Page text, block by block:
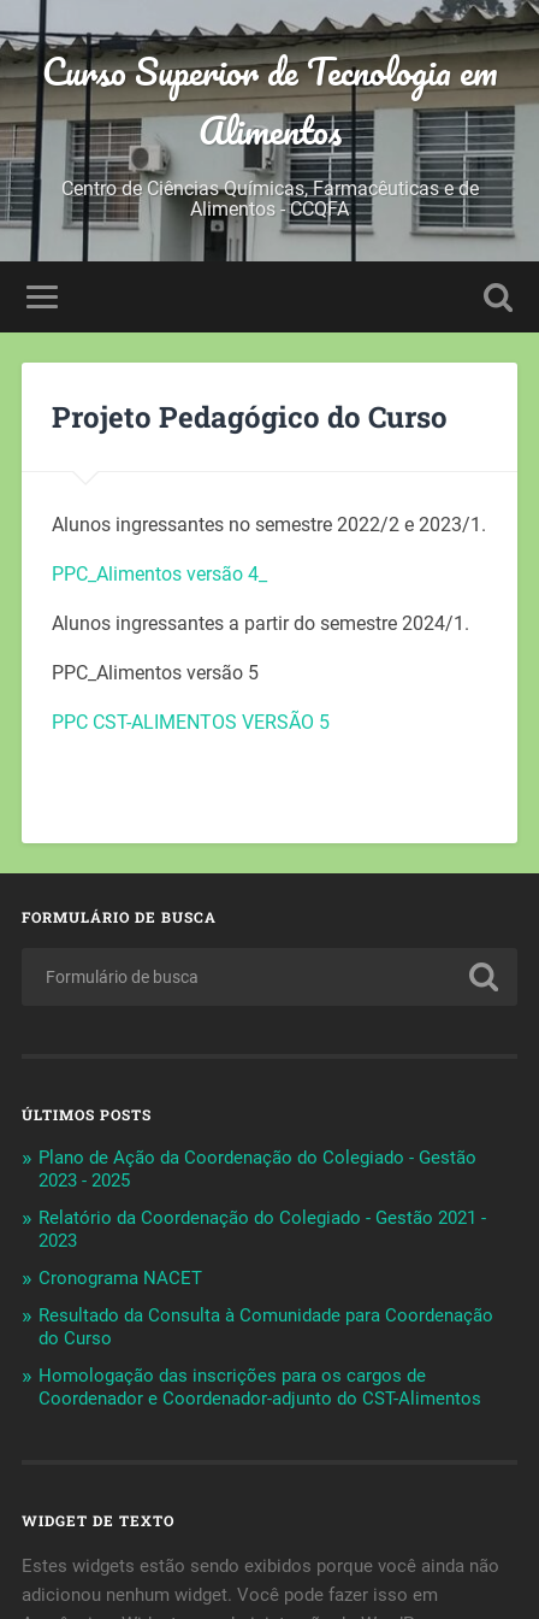
Curso Superior de Tecnologia em
Alimentos
Centro de Ciências Químicas, Farmacêuticas e de
Alimentos - CCQFA
Projeto Pedagógico do Curso
Alunos ingressantes no semestre 2022/2 e 2023/1.
PPC_Alimentos versão 4_
Alunos ingressantes a partir do semestre 2024/1.
PPC_Alimentos versão 5
PPC CST-ALIMENTOS VERSÃO 5
FORMULÁRIO DE BUSCA
ÚLTIMOS POSTS
Plano de Ação da Coordenação do Colegiado - Gestão
2023 - 2025
Relatório da Coordenação do Colegiado - Gestão 2021 -
2023
Cronograma NACET
Resultado da Consulta à Comunidade para Coordenação
do Curso
Homologação das inscrições para os cargos de
Coordenador e Coordenador-adjunto do CST-Alimentos
WIDGET DE TEXTO
Estes widgets estão sendo exibidos porque você ainda não
adicionou nenhum widget. Você pode fazer isso em